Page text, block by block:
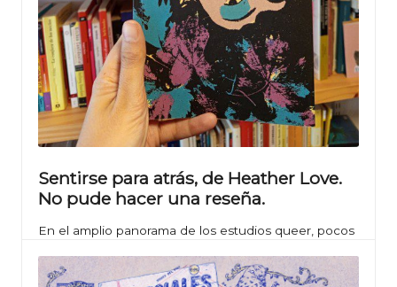
Sentirse para atrás, de Heather Love.
No pude hacer una reseña.
En el amplio panorama de los estudios queer, pocos
"Sentirse para atrás: Pérdida y la Política de la Historia